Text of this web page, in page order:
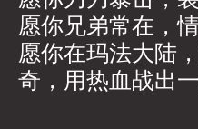
愿你兄弟常在，
愿你在玛法大陆
奇，用热血战出